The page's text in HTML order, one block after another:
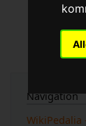
Navigation
WikiPedalia